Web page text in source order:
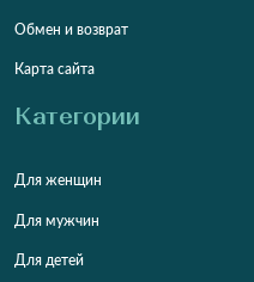
Обмен и возврат
Карта сайта
Категории
Для женщин
Для мужчин
Для детей